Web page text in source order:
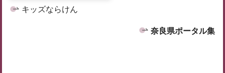
キッズならけん
奈良県ポータル集